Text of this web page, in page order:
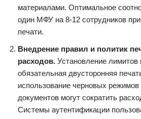
материалами. Оптимальное
один МФУ на 8-12 сотрудников
печати.
Внедрение правил и политик
расходов. Установление лимитов
обязательная двусторонняя
использование черновых режимов
документов могут сократить
Системы аутентификации